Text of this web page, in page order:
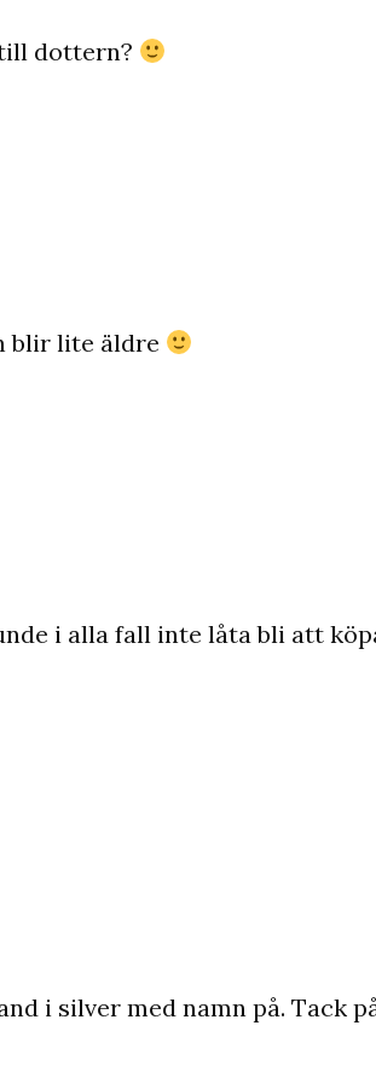
dottern?
blir lite äldre
i alla fall inte låta bli att
i silver med namn på. Tack